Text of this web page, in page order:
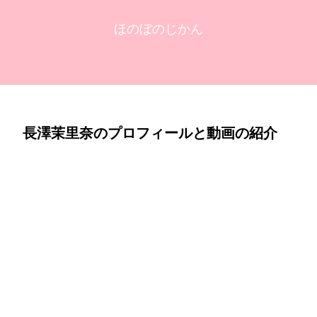
ほのぼのじかん
長澤茉里奈のプロフィールと動画の紹介